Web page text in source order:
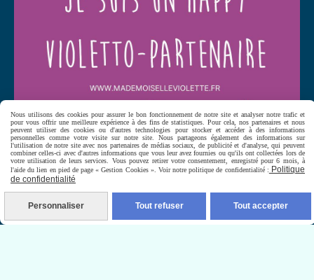
Facebook est désactivé. Autoriser
Nous utilisons des cookies pour assurer le bon fonctionnement de notre site et analyser notre trafic et
pour vous offrir une meilleure expérience à des fins de statistiques. Pour cela, nos partenaires et nous
peuvent utiliser des cookies ou d'autres technologies pour stocker et accéder à des informations
personnelles comme votre visite sur notre site. Nous partageons également des informations sur
l'utilisation de notre site avec nos partenaires de médias sociaux, de publicité et d'analyse, qui peuvent
combiner celles-ci avec d'autres informations que vous leur avez fournies ou qu'ils ont collectées lors de
votre utilisation de leurs services. Vous pouvez retirer votre consentement, enregistré pour 6 mois, à
l'aide du lien en pied de page « Gestion Cookies ». Voir notre politique de confidentialité : Politique
de confidentialité
Personnaliser Tout refuser Tout accepter